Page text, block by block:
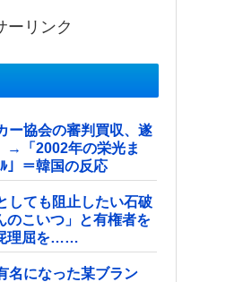
ーリンク
ー協会の審判買収、遂
→「2002年の栄光ま
」＝韓国の反応
しても阻止したい石破
のこいつ」と有権者を
理屈を……
名になった某ブラン